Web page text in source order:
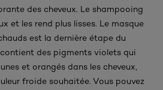
des cheveux. Le shampooing
et les rend plus lisses. Le masque
est la dernière étape du
des pigments violets qui
et orangés dans les cheveux,
froide souhaitée. Vous pouvez